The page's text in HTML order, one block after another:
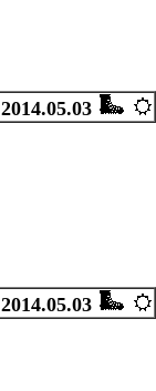
2014.05.03
2014.05.03